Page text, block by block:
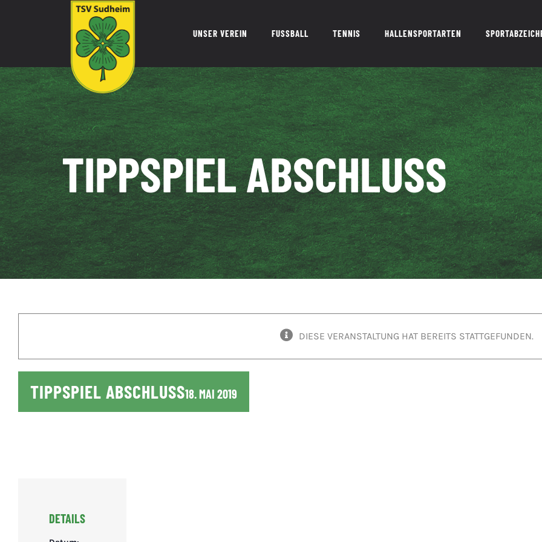
UNSER VEREIN FUSSBALL TENNIS HALLENSPORTARTEN
TIPPSPIEL ABSCHLUSS
DIESE VERANSTALTUNG HAT BEREITS STATTGEFUNDEN.
TIPPSPIEL ABSCHLUSS18. MAI 2019
DETAILS